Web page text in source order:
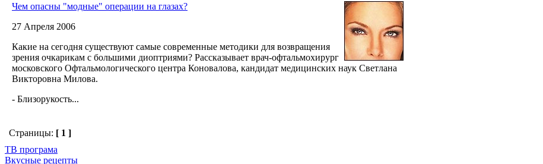
Чем опасны "модные" операции на глазах?
27 Апреля 2006
Какие на сегодня существуют самые современные методики для возвращения
зрения очкарикам с большими диоптриями? Рассказывает врач-офтальмохирург
московского Офтальмологического центра Коновалова, кандидат медицинских наук Светлана
Викторовна Милова.
- Близорукость...
Страницы: [ 1 ]
ТВ програма
Вкусные рецепты